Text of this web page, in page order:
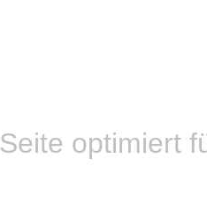
Seite optimiert